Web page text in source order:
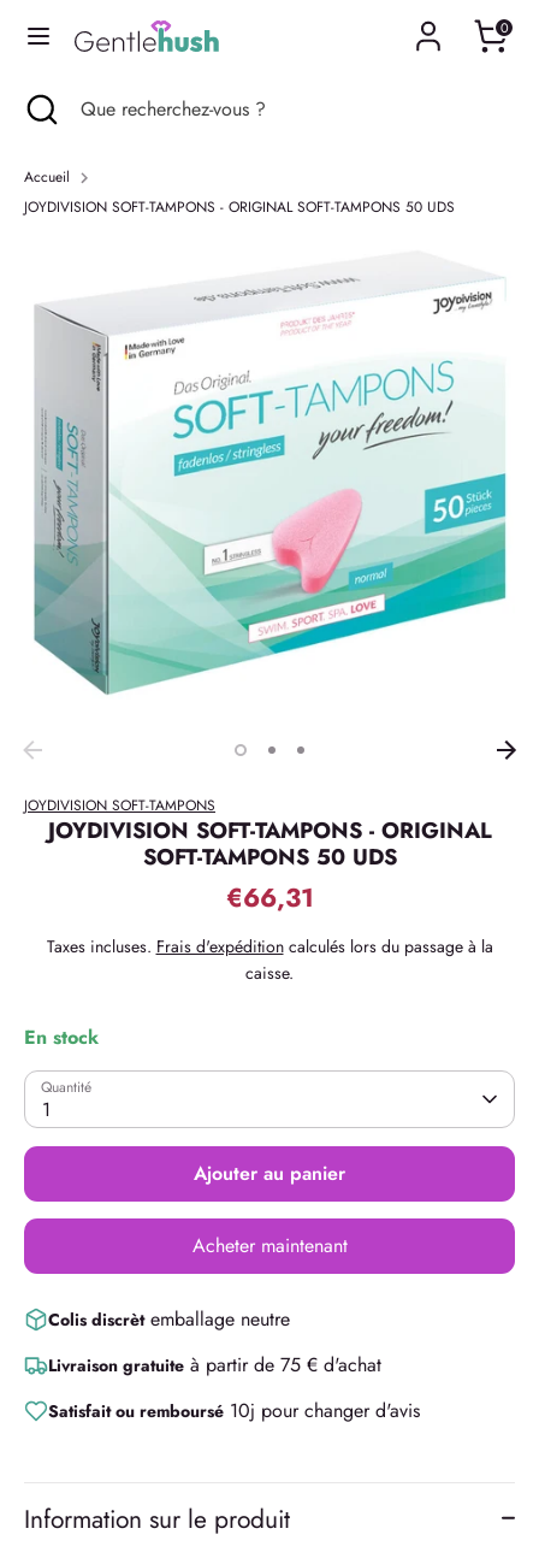
0
LangueFrançais
Recherche
Que
vous
?
Recherche
Que
?
Fermer
Accueil
JOYDIVISION SOFT-TAMPONS - ORIGINAL SOFT-TAMPONS 50 UDS
JOYDIVISION SOFT-TAMPONS
JOYDIVISION SOFT-TAMPONS - ORIGINAL
SOFT-TAMPONS 50 UDS
€66,31
Taxes incluses. Frais d'expéditioncalculés lors du passage à la
caisse.
En stock
Quantité
1
Ajouter au panier
Acheter maintenant
Colis discrètemballage neutre
Livraison gratuite à partir de 75 € d'achat
Satisfait ou remboursé 10j pour changer d'avis
Information sur le produit